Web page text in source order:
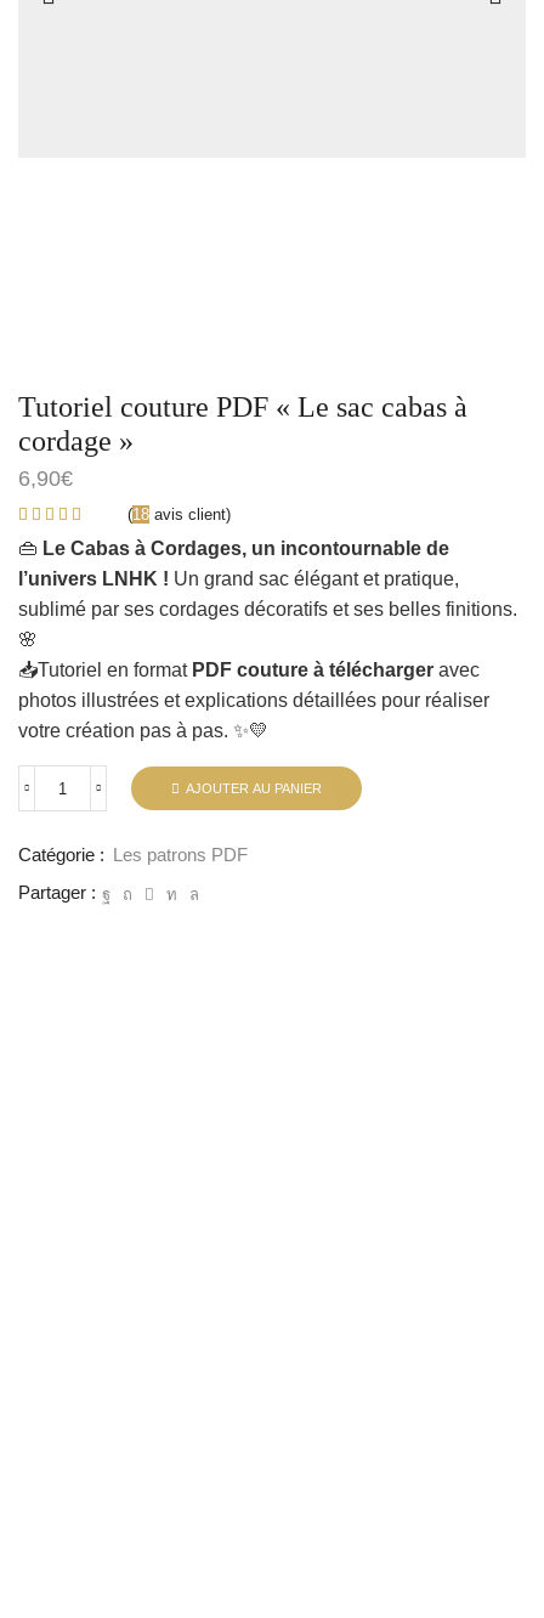
Tutoriel couture PDF « Le sac cabas à
cordage »
6,90€
(18 avis client)
👜 Le Cabas à Cordages, un incontournable de
l’univers LNHK ! Un grand sac élégant et pratique,
sublimé par ses cordages décoratifs et ses belles finitions.
🌸
📥Tutoriel en formatPDF couture à télécharger avec
photos illustrées et explications détaillées pour réaliser
votre création pas à pas. ✨💛
AJOUTER AU PANIER
Catégorie :
Les patrons PDF
Partager :